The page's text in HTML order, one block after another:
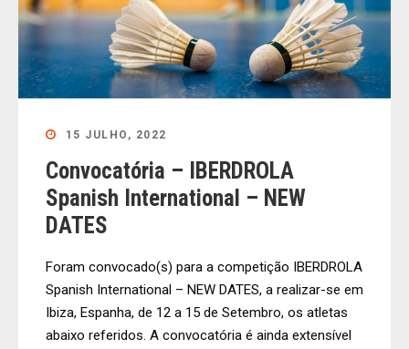
15 JULHO, 2022
Convocatória – IBERDROLA
Spanish International – NEW
DATES
Foram convocado(s) para a competição IBERDROLA
Spanish International – NEW DATES, a realizar-se em
Ibiza, Espanha, de 12 a 15 de Setembro, os atletas
abaixo referidos. A convocatória é ainda extensível